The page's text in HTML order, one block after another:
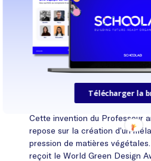
Matières
responsables : de
innovations
forme de cuir
Cette invention du Professeur
repose sur la création d’un
pression de matières
reçoit le World Green Design
Télécharger la